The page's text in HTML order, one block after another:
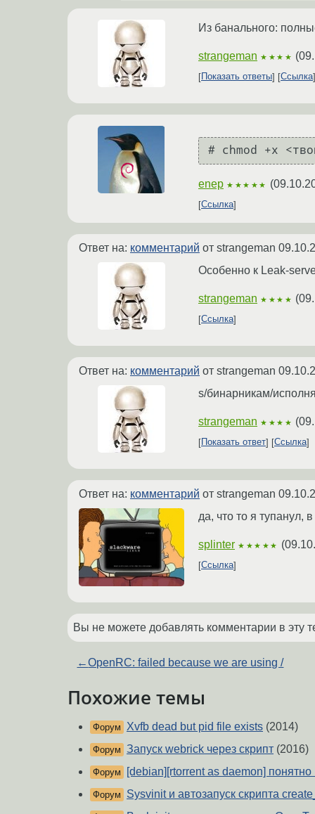
Из банального:
strangeman ★★★★ (
Показать ответы Ссылка
enep ★★★★★ (
Ссылка
Ответ на: комментарий от strangeman
Особенно к Leak-
strangeman ★★★★ (
Ссылка
Ответ на: комментарий от strangeman
s/бинарникам/
strangeman ★★★★ (
Показать ответ Ссылка
Ответ на: комментарий от strangeman
да, что то я тупанул,
splinter ★★★★★ (
Ссылка
Вы не можете добавлять комментарии в эту
←OpenRC: failed because we are using /
Похожие темы
Форум Xvfb dead but pid file exists (2014)
Форум Запуск webrick через скрипт (2016)
Форум [debian][rtorrent as daemon]
Форум Sysvinit и автозапуск скрипта